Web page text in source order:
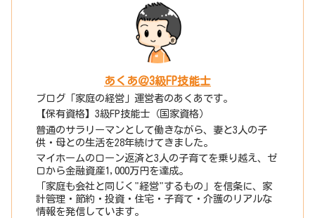
あくあ＠3級FP技能士
ブログ「家庭の経営」運営者のあくあです。
【保有資格】3級FP技能士（国家資格）
普通のサラリーマンとして働きながら、妻と3人の子
供・母との生活を28年続けてきました。
マイホームのローン返済と3人の子育てを乗り越え、ゼ
ロから金融資産1,000万円を達成。
「家庭も会社と同じく"経営"するもの」を信条に、家
計管理・節約・投資・住宅・子育て・介護のリアルな
情報を発信しています。